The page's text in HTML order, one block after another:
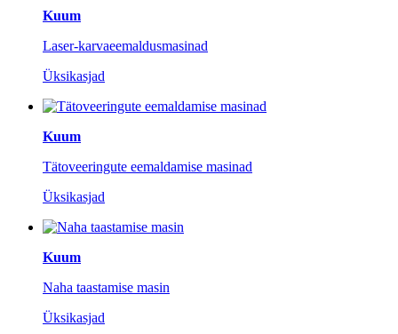
Kuum
Laser-karvaeemaldusmasinad
Üksikasjad
Kuum
Tätoveeringute eemaldamise masinad
Üksikasjad
Kuum
Naha taastamise masin
Üksikasjad